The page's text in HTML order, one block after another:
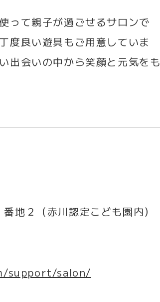
って親子が過ごせるサロンで
度良い遊具もご用意していま
出会いの中から笑顔と元気をも
２（赤川認定こども園内）
support/salon/